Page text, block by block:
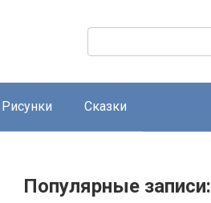
Поиск:
Рисунки Сказки
Популярные записи: